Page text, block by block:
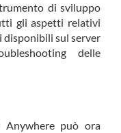
di sviluppo
gli aspetti relativi
disponibili sul server
delle
Anywhere può ora